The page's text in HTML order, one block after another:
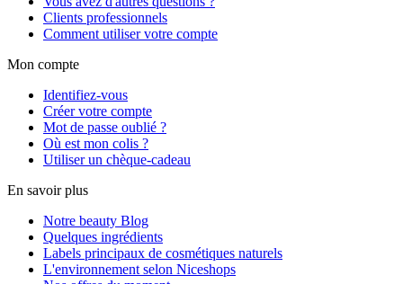
Clients professionnels
Comment utiliser votre compte
Mon compte
Identifiez-vous
Créer votre compte
Mot de passe oublié ?
Où est mon colis ?
Utiliser un chèque-cadeau
En savoir plus
Notre beauty Blog
Quelques ingrédients
Labels principaux de cosmétiques naturels
L'environnement selon Niceshops